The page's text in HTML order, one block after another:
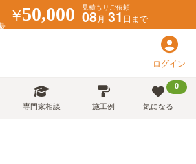
￥50,000 見積もりご依頼
08月 31日まで
ログイン
専門家相談 施工例
0
気になる